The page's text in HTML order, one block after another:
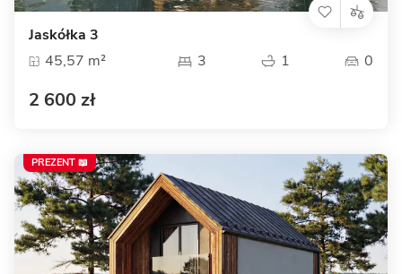
Jaskółka 3
45,57 m²
3 1 0
2 600 zł
PREZENT 📖